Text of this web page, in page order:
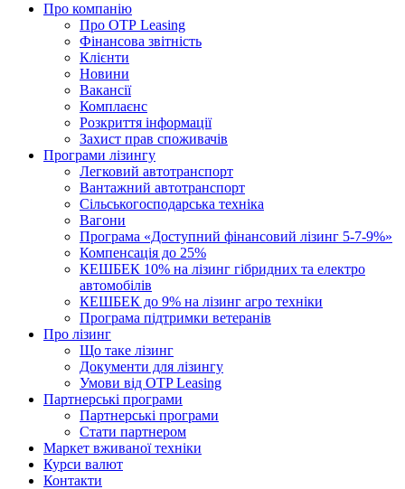
Про компанію
Про ОТР Leasing
Фінансова звітність
Клієнти
Новини
Вакансії
Комплаєнс
Розкриття інформації
Захист прав споживачів
Програми лізингу
Легковий автотранспорт
Вантажний автотранспорт
Cільськогосподарська техніка
Вагони
Програма «Доступний фінансовий лізинг 5-7-9%»
Компенсація до 25%
КЕШБЕК 10% на лізинг гібридних та електро
автомобілів
КЕШБЕК до 9% на лізинг агро техніки
Програма підтримки ветеранів
Про лізинг
Що таке лізинг
Документи для лізингу
Умови від OTP Leasing
Партнерські програми
Партнерські програми
Стати партнером
Маркет вживаної техніки
Курси валют
Контакти